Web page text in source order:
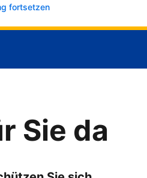
fortsetzen
Sie da